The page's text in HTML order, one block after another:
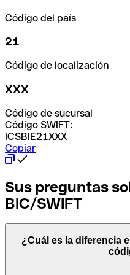
Código del país
21
Código de localización
XXX
Código de sucursal
Código SWIFT:
ICSBIE21XXX
Copiar
Sus preguntas
BIC/SWIFT
¿Cuál es la diferencia